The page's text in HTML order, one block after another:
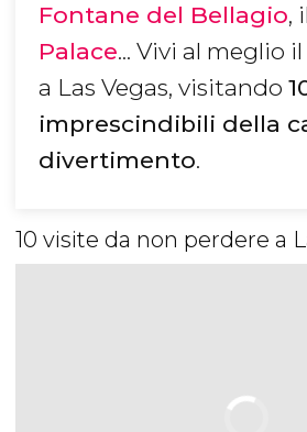
Fontane del Bellagio, il
Palace... Vivi al meglio
a Las Vegas, visitando
imprescindibili della
divertimento.
10 visite da non perdere a